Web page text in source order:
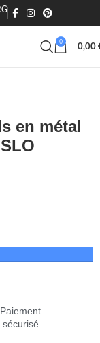
0
0,00
Tables de chevet
en métal
Paiement
sécurisé
dès 120€ -